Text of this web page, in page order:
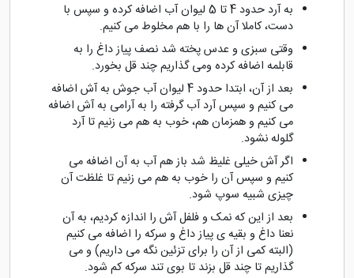
به آرد حدود 4 تا 5 لیوان آب اضافه کرده و سپس با
دست، کاملا آن ها را با هم مخلوط می کنیم.
وقتی سبزی و عدس پخته شد نصف پیاز داغ را به
قابلمه اضافه کرده ومی گذاریم چند قل بخورد.
بعد از آن، ابتدا حدود 4 لیوان آب جوش به آش اضافه
می کنیم و سپس آرد آب گرفته را به آرامی به آش اضافه
می کنیم و همزمان هم، خوب به هم می زنیم تا آرد
گلوله نشود.
اگر آش خیلی غلیظ شد باز هم آب به آن اضافه می
کنیم و سپس آن را خوب به هم می زنیم تا غلظت آن
چیزی شبیه سوپ شود.
بعد از این که نمک و فلفل آش را اندازه کردیم، به آن
نعنا داغ و بقیه ی پیاز داغ و سرکه را اضافه می کنیم
(البته کمی از آن را برای تزئین نگه می داریم) و می
گذاریم تا چند قل بزند تا بوی تند سرکه کم شود.